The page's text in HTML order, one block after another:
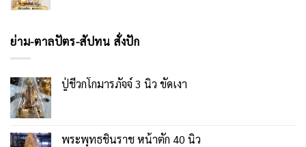
ย่าม-ตาลปัตร-สัปทน สั่งปัก
ปู่ชีวกโกมารภัจจ์ 3 นิ้ว ขัดเงา
พระพุทธชินราช หน้าตัก 40 นิ้ว